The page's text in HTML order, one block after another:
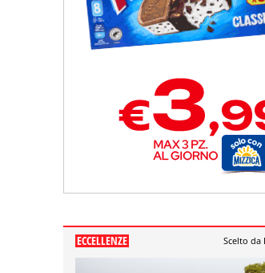
ECCELLENZE Scelto da